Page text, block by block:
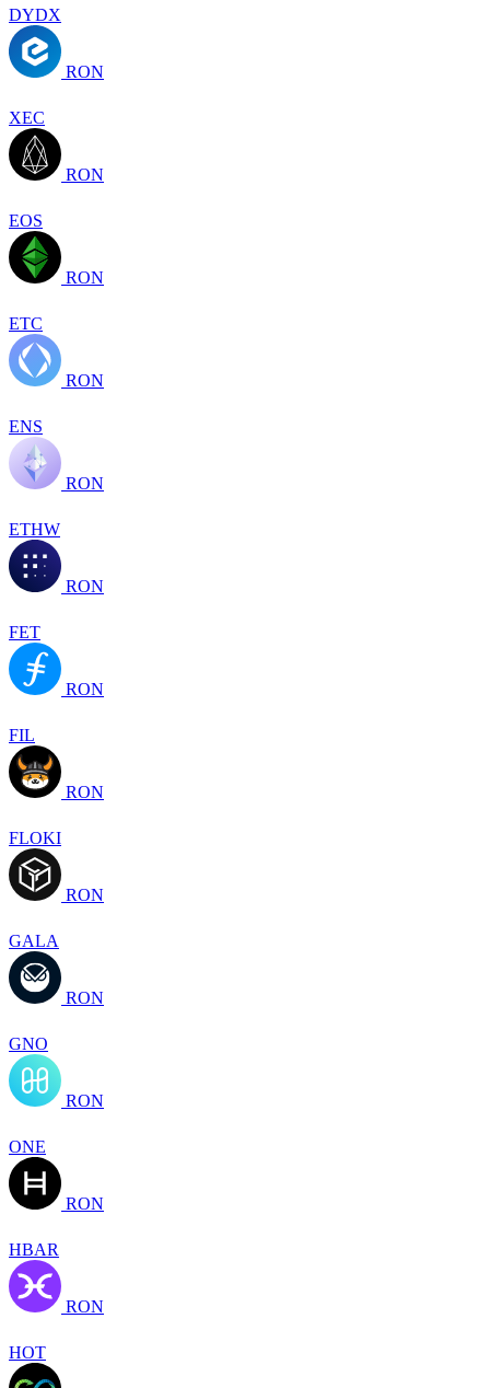
DYDX
RON
XEC
RON
EOS
RON
ETC
RON
ENS
RON
ETHW
RON
FET
RON
FIL
RON
FLOKI
RON
GALA
RON
GNO
RON
ONE
RON
HBAR
RON
HOT